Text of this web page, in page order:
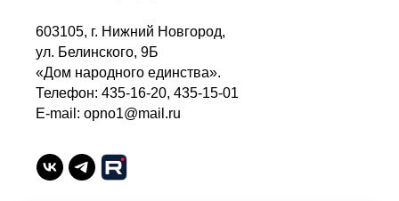
603105, г. Нижний Новгород,
ул. Белинского, 9Б
«Дом народного единства».
Телефон: 435-16-20, 435-15-01
E-mail: opno1@mail.ru